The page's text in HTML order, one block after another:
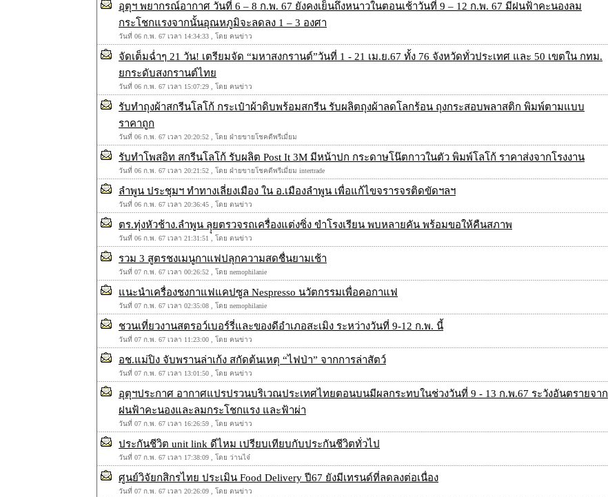
อุตุฯ พยากรณ์อากาศ วันที่ 6 – 8 ก.พ. 67 ยังคงเย็นถึงหนาวในตอนเช้าวันที่ 9 – 12 ก.พ. 67 มีฝนฟ้าคะนองลม
กระโชกแรงจากนั้นอุณหภูมิจะลดลง 1 – 3 องศา
วันที่ 06 ก.พ. 67 เวลา 14:34:33 , โดย คนข่าว
จัดเต็มฉ่ำๆ 21 วัน! เตรียมจัด “มหาสงกรานต์”วันที่ 1 - 21 เม.ย.67 ทั้ง 76 จังหวัดทั่วประเทศ และ 50 เขตใน กทม.
ยกระดับสงกรานต์ไทย
วันที่ 06 ก.พ. 67 เวลา 15:07:29 , โดย คนข่าว
รับทำถุงผ้าสกรีนโลโก้ กระเป๋าผ้าดิบพร้อมสกรีน รับผลิตถุงผ้าลดโลกร้อน ถุงกระสอบพลาสติก พิมพ์ตามแบบ
ราคาถูก
วันที่ 06 ก.พ. 67 เวลา 20:20:52 , โดย ฝ่ายขายโชคดีพรีเมี่ยม
รับทำโพสอิท สกรีนโลโก้ รับผลิต Post It 3M มีหน้าปก กระดาษโน๊ตกาวในตัว พิมพ์โลโก้ ราคาส่งจากโรงงาน
วันที่ 06 ก.พ. 67 เวลา 20:21:52 , โดย ฝ่ายขายโชคดีพรีเมี่ยม intertrade
ลำพูน ประชุมฯ ทำทางเลี่ยงเมือง ใน อ.เมืองลำพูน เพื่อแก้ไขจรารจรติดขัดฯลฯ
วันที่ 06 ก.พ. 67 เวลา 20:36:45 , โดย ตนข่าว
ตร.ทุ่งหัวช้าง.ลำพูน ลุุยตรวจรถเครื่องแต่งซิ่ง ขำโรงเรียน พบหลายคัน พร้อมขอให้คืนสภาพ
วันที่ 06 ก.พ. 67 เวลา 21:31:51 , โดย ตนข่าว
รวม 3 สูตรชงเมนูกาแฟปลุกความสดชื่นยามเช้า
วันที่ 07 ก.พ. 67 เวลา 00:26:52 , โดย nemophilanie
แนะนำเครื่องชงกาแฟแคปซูล Nespresso นวัตกรรมเพื่อคอกาแฟ
วันที่ 07 ก.พ. 67 เวลา 02:35:08 , โดย nemophilanie
ชวนเที่ยวงานสตรอว์เบอร์รี่และของดีอำเภอสะเมิง ระหว่างวันที่ 9-12 ก.พ. นี้
วันที่ 07 ก.พ. 67 เวลา 11:23:00 , โดย คนข่าว
อช.แม่ปิง จับพรานล่าเก้ง สกัดต้นเหตุ “ไฟป่า” จากการล่าสัตว์
วันที่ 07 ก.พ. 67 เวลา 13:01:50 , โดย คนข่าว
อุตุฯประกาศ อากาศแปรปรวนบริเวณประเทศไทยตอนบนมีผลกระทบในช่วงวันที่ 9 - 13 ก.พ.67 ระวังอันตรายจาก
ฝนฟ้าคะนองและลมกระโชกแรง และฟ้าผ่า
วันที่ 07 ก.พ. 67 เวลา 16:26:59 , โดย คนข่าว
ประกันชีวิต unit link ดีไหม เปรียบเทียบกับประกันชีวิตทั่วไป
วันที่ 07 ก.พ. 67 เวลา 17:38:09 , โดย ว่านไจ๋
ศูนย์วิจัยกสิกรไทย ประเมิน Food Delivery ปี67 ยังมีเทรนด์ที่ลดลงต่อเนื่อง
วันที่ 07 ก.พ. 67 เวลา 20:26:09 , โดย ตนข่าว